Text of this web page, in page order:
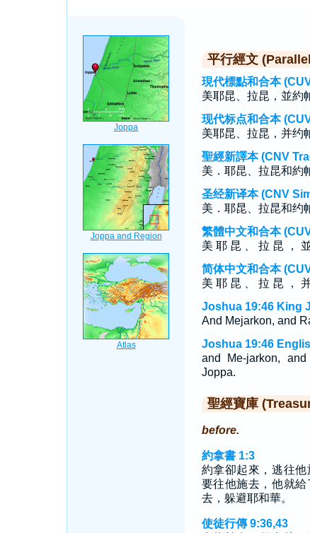
平行經文
現代標點和合本
美耶昆、拉昆，並約
现代标点和合本
美耶昆、拉昆，并约
聖經新譯本 (CNV
美．耶昆、拉昆和約
圣经新译本 (CNV
美．耶昆、拉昆和约
繁體中文和合本
美 耶 昆 、 拉 昆 ，
简体中文和合本
美 耶 昆 、 拉 昆 ，
Joshua 19:46 King
And Mejarkon, and
Joshua 19:46
and Me-jarkon,
Joppa.
聖經寶庫
before.
約拿書 1:3
約拿卻起來，逃往
要往他施去，他就
去，躲避耶和華。
使徒行傳 9:36,43